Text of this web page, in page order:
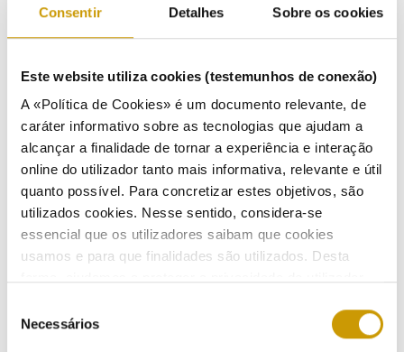
Consentir Detalhes Sobre os cookies
Este website utiliza cookies (testemunhos de conexão)
A «Política de Cookies» é um documento relevante, de
caráter informativo sobre as tecnologias que ajudam a
alcançar a finalidade de tornar a experiência e interação
online do utilizador tanto mais informativa, relevante e útil
quanto possível. Para concretizar estes objetivos, são
utilizados cookies. Nesse sentido, considera-se
essencial que os utilizadores saibam que cookies
usamos e para que finalidades são utilizados. Desta
simples possível de usar. Para obter mais informações
sobre como são tratados os seus dados pessoais,
Necessários
COMUNICAÇÃO
Comunicados
Boletins
Multimédia
Publicações
Eventos